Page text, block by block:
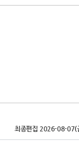
최종편집 2026-08-07(